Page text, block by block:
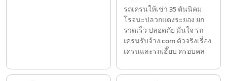
รถเครนให้เช่า 35 ตันนิคม
โรจนะปลวกแดงระยอง ยก
รวดเร็ว ปลอดภัย มั่นใจ รถ
เครนรับจ้าง.com ตัวจริงเรื่อง
เครนและรถเฮี๊ยบ ครอบคล